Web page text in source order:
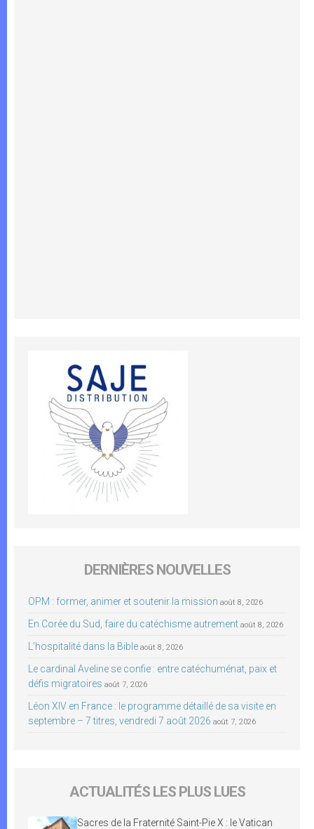
DERNIÈRES NOUVELLES
OPM : former, animer et soutenir la mission août 8, 2026
En Corée du Sud, faire du catéchisme autrement août 8, 2026
L’hospitalité dans la Bible août 8, 2026
Le cardinal Aveline se confie : entre catéchuménat, paix et
défis migratoires août 7, 2026
Léon XIV en France : le programme détaillé de sa visite en
septembre – 7 titres, vendredi 7 août 2026 août 7, 2026
ACTUALITÉS LES PLUS LUES
Sacres de la Fraternité Saint-Pie X : le Vatican